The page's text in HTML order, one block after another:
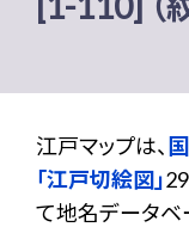
江戸マップは、
「江戸切絵図」
て地名データベ